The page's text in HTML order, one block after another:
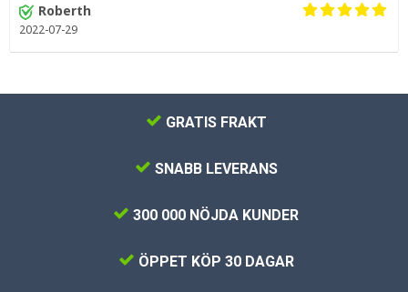
Roberth
2022-07-29
GRATIS FRAKT
SNABB LEVERANS
300 000 NÖJDA KUNDER
ÖPPET KÖP 30 DAGAR